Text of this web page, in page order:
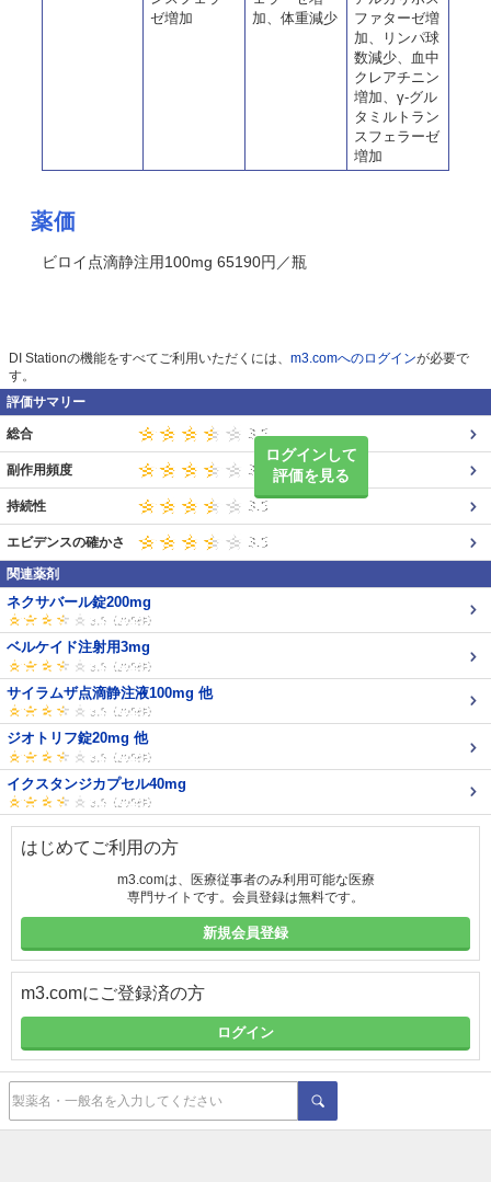
ゼ増加
加、体重減少
ファターゼ増
加、リンパ球
数減少、血中
クレアチニン
増加、γ-グル
タミルトラン
スフェラーゼ
増加
薬価
ビロイ点滴静注用100mg 65190円／瓶
DI Stationの機能をすべてご利用いただくには、 m3.comへのログインが必要で
す。
評価サマリー
ログインして
評価を見る
総合
副作用頻度
持続性
エビデンスの確かさ
関連薬剤
ネクサバール錠200mg
ベルケイド注射用3mg
サイラムザ点滴静注液100mg 他
ジオトリフ錠20mg 他
イクスタンジカプセル40mg
はじめてご利用の方
m3.comは、医療従事者のみ利用可能な医療
専門サイトです。会員登録は無料です。
新規会員登録
m3.comにご登録済の方
ログイン